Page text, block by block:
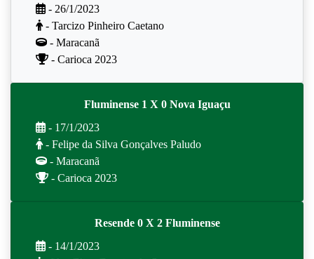
- 26/1/2023
- Tarcizo Pinheiro Caetano
- Maracanã
- Carioca 2023
Fluminense 1 X 0 Nova Iguaçu
- 17/1/2023
- Felipe da Silva Gonçalves Paludo
- Maracanã
- Carioca 2023
Resende 0 X 2 Fluminense
- 14/1/2023